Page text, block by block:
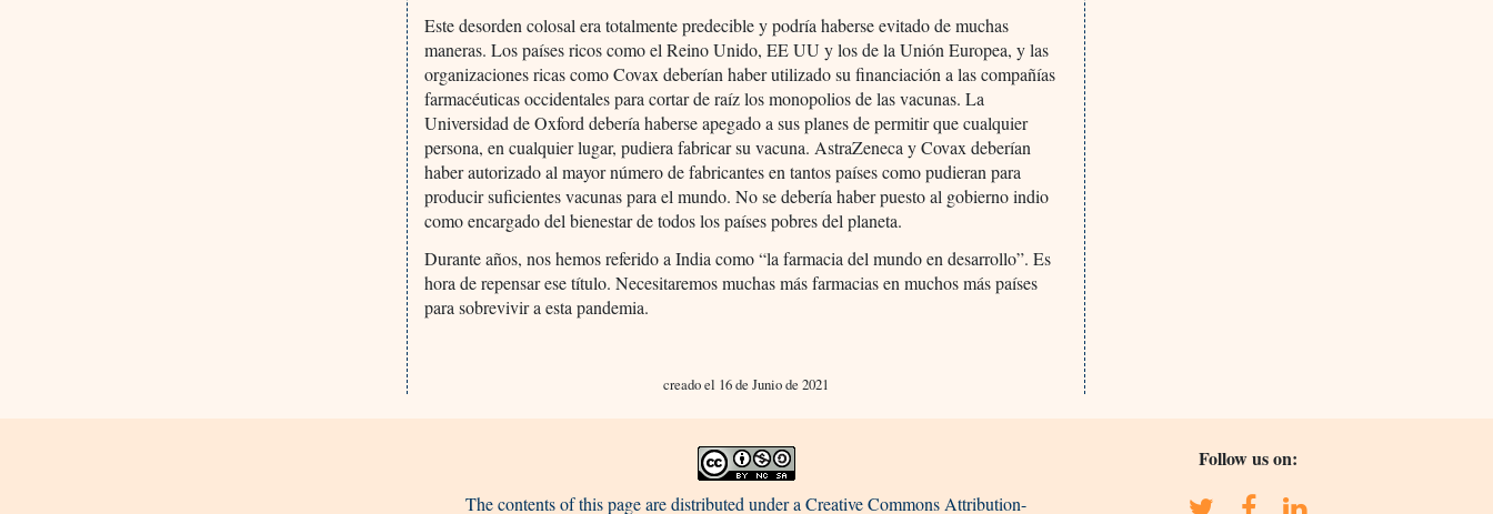
Este desorden colosal era totalmente predecible y podría haberse evitado de muchas
maneras. Los países ricos como el Reino Unido, EE UU y los de la Unión Europea, y las
organizaciones ricas como Covax deberían haber utilizado su financiación a las compañías
farmacéuticas occidentales para cortar de raíz los monopolios de las vacunas. La
Universidad de Oxford debería haberse apegado a sus planes de permitir que cualquier
persona, en cualquier lugar, pudiera fabricar su vacuna. AstraZeneca y Covax deberían
haber autorizado al mayor número de fabricantes en tantos países como pudieran para
producir suficientes vacunas para el mundo. No se debería haber puesto al gobierno indio
como encargado del bienestar de todos los países pobres del planeta.
Durante años, nos hemos referido a India como “la farmacia del mundo en desarrollo”. Es
hora de repensar ese título. Necesitaremos muchas más farmacias en muchos más países
para sobrevivir a esta pandemia.
creado el 16 de Junio de 2021
The contents of this page are distributed under a Creative Commons Attribution-
Follow us on: